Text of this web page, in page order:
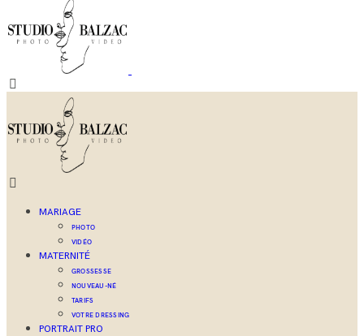
MARIAGE
PHOTO
VIDÉO
MATERNITÉ
GROSSESSE
NOUVEAU-NÉ
TARIFS
VOTRE DRESSING
PORTRAIT PRO